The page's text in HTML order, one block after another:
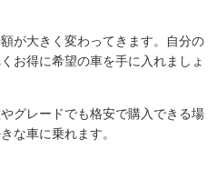
が大きく変わってきます。自分の
お得に希望の車を手に入れましょ
グレードでも格安で購入できる場
な車に乗れます。